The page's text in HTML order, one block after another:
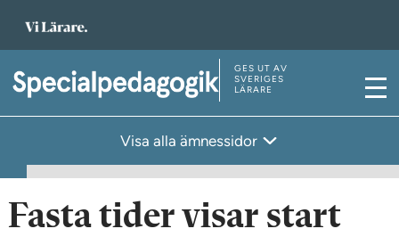
l
s
a
T
s
t
a
GES UT AV
SVERIGES
LÄRARE
M
Visa alla ämnessidor
Fasta tider visar start